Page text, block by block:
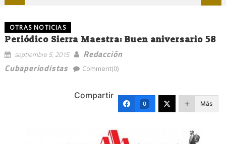
OTRAS NOTICIAS
Periódico Sierra Maestra: Buen aniversario 58
septiembre 5, 2015
Redacción
Cubaperiodistas
Comment(0)
Compartir
0 Más